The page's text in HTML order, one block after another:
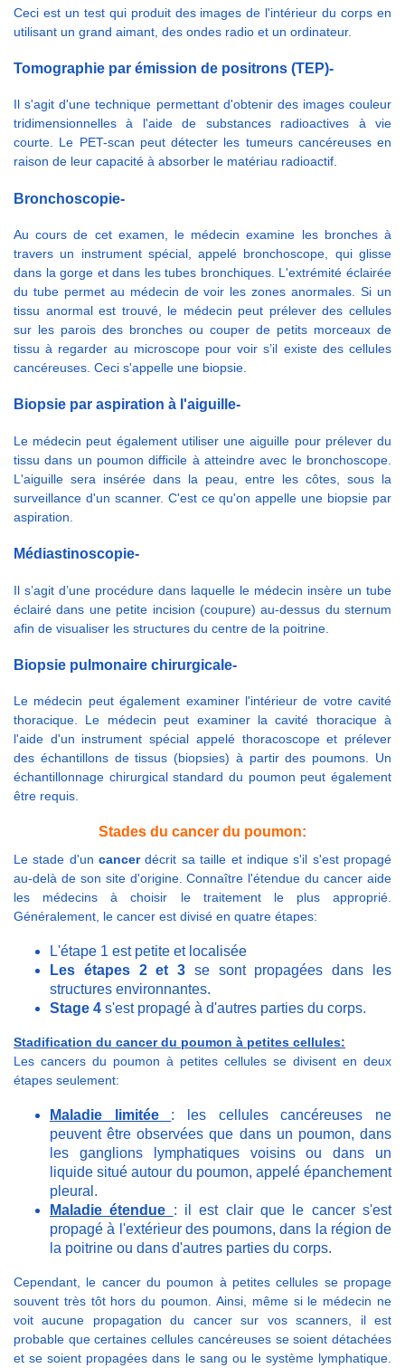
Ceci est un test qui produit des images de l'intérieur du corps en
utilisant un grand aimant, des ondes radio et un ordinateur.
Tomographie par émission de positrons (TEP)-
Il s'agit d'une technique permettant d'obtenir des images couleur
tridimensionnelles à l'aide de substances radioactives à vie
courte. Le PET-scan peut détecter les tumeurs cancéreuses en
raison de leur capacité à absorber le matériau radioactif.
Bronchoscopie-
Au cours de cet examen, le médecin examine les bronches à
travers un instrument spécial, appelé bronchoscope, qui glisse
dans la gorge et dans les tubes bronchiques. L'extrémité éclairée
du tube permet au médecin de voir les zones anormales. Si un
tissu anormal est trouvé, le médecin peut prélever des cellules
sur les parois des bronches ou couper de petits morceaux de
tissu à regarder au microscope pour voir s’il existe des cellules
cancéreuses. Ceci s'appelle une biopsie.
Biopsie par aspiration à l'aiguille-
Le médecin peut également utiliser une aiguille pour prélever du
tissu dans un poumon difficile à atteindre avec le bronchoscope.
L'aiguille sera insérée dans la peau, entre les côtes, sous la
surveillance d'un scanner. C'est ce qu'on appelle une biopsie par
aspiration.
Médiastinoscopie-
Il s’agit d’une procédure dans laquelle le médecin insère un tube
éclairé dans une petite incision (coupure) au-dessus du sternum
afin de visualiser les structures du centre de la poitrine.
Biopsie pulmonaire chirurgicale-
Le médecin peut également examiner l'intérieur de votre cavité
thoracique. Le médecin peut examiner la cavité thoracique à
l'aide d'un instrument spécial appelé thoracoscope et prélever
des échantillons de tissus (biopsies) à partir des poumons. Un
échantillonnage chirurgical standard du poumon peut également
être requis.
Stades du cancer du poumon:
Le stade d'uncancerdécrit sa taille et indique s'il s'est propagé
au-delà de son site d'origine. Connaître l'étendue du cancer aide
les médecins à choisir le traitement le plus approprié.
Généralement, le cancer est divisé en quatre étapes:
L'étape 1 est petite et localisée
Les étapes 2 et 3 se sont propagées dans les
structures environnantes.
Stage 4 s'est propagé à d'autres parties du corps.
Stadification du cancer du poumon à petites cellules:
Les cancers du poumon à petites cellules se divisent en deux
étapes seulement:
Maladie limitée : les cellules cancéreuses ne
peuvent être observées que dans un poumon, dans
les ganglions lymphatiques voisins ou dans un
liquide situé autour du poumon, appelé épanchement
pleural.
Maladie étendue : il est clair que le cancer s'est
propagé à l'extérieur des poumons, dans la région de
la poitrine ou dans d'autres parties du corps.
Cependant, le cancer du poumon à petites cellules se propage
souvent très tôt hors du poumon. Ainsi, même si le médecin ne
voit aucune propagation du cancer sur vos scanners, il est
probable que certaines cellules cancéreuses se soient détachées
et se soient propagées dans le sang ou le système lymphatique.